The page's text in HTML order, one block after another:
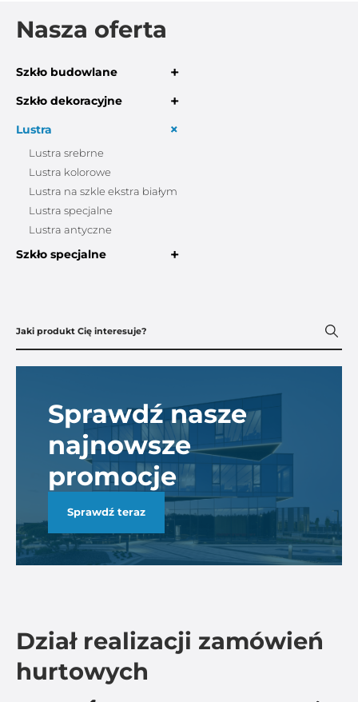
Nasza oferta
Szkło budowlane +
Szkło dekoracyjne +
Lustra +
Lustra srebrne
Lustra kolorowe
Lustra na szkle ekstra białym
Lustra specjalne
Lustra antyczne
Szkło specjalne +
Sprawdź nasze
najnowsze
promocje
Sprawdź teraz
Dział realizacji zamówień
hurtowych